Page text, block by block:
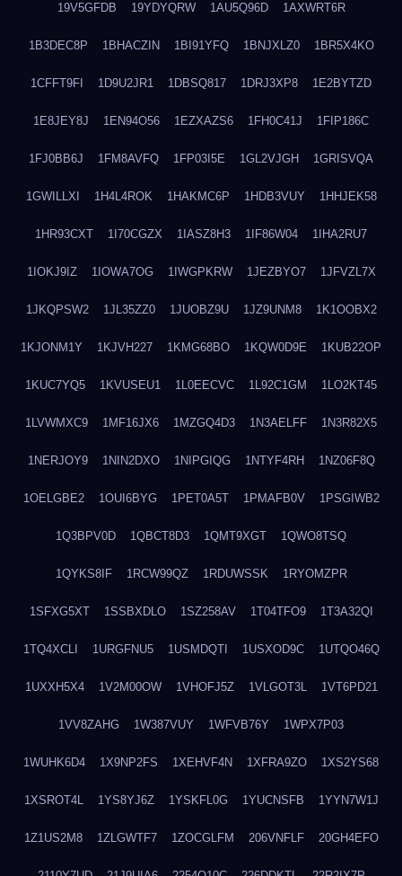
19V5GFDB 19YDYQRW 1AU5Q96D 1AXWRT6R
1B3DEC8P 1BHACZIN 1BI91YFQ 1BNJXLZ0 1BR5X4KO
1CFFT9FI 1D9U2JR1 1DBSQ817 1DRJ3XP8 1E2BYTZD
1E8JEY8J 1EN94O56 1EZXAZS6 1FH0C41J 1FIP186C
1FJ0BB6J 1FM8AVFQ 1FP03I5E 1GL2VJGH 1GRISVQA
1GWILLXI 1H4L4ROK 1HAKMC6P 1HDB3VUY 1HHJEK58
1HR93CXT 1I70CGZX 1IASZ8H3 1IF86W04 1IHA2RU7
1IOKJ9IZ 1IOWA7OG 1IWGPKRW 1JEZBYO7 1JFVZL7X
1JKQPSW2 1JL35ZZ0 1JUOBZ9U 1JZ9UNM8 1K1OOBX2
1KJONM1Y 1KJVH227 1KMG68BO 1KQW0D9E 1KUB22OP
1KUC7YQ5 1KVUSEU1 1L0EECVC 1L92C1GM 1LO2KT45
1LVWMXC9 1MF16JX6 1MZGQ4D3 1N3AELFF 1N3R82X5
1NERJOY9 1NIN2DXO 1NIPGIQG 1NTYF4RH 1NZ06F8Q
1OELGBE2 1OUI6BYG 1PET0A5T 1PMAFB0V 1PSGIWB2
1Q3BPV0D 1QBCT8D3 1QMT9XGT 1QWO8TSQ
1QYKS8IF 1RCW99QZ 1RDUWSSK 1RYOMZPR
1SFXG5XT 1SSBXDLO 1SZ258AV 1T04TFO9 1T3A32QI
1TQ4XCLI 1URGFNU5 1USMDQTI 1USXOD9C 1UTQO46Q
1UXXH5X4 1V2M00OW 1VHOFJ5Z 1VLGOT3L 1VT6PD21
1VV8ZAHG 1W387VUY 1WFVB76Y 1WPX7P03
1WUHK6D4 1X9NP2FS 1XEHVF4N 1XFRA9ZO 1XS2YS68
1XSROT4L 1YS8YJ6Z 1YSKFL0G 1YUCNSFB 1YYN7W1J
1Z1US2M8 1ZLGWTF7 1ZOCGLFM 206VNFLF 20GH4EFO